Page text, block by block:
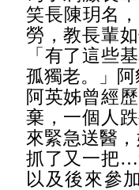
笑長陳玥名
勞，教長輩
「有了這些
孤獨老。」
阿英姊曾經
棄，一個人
來緊急送醫
抓了又一把…
以及後來參